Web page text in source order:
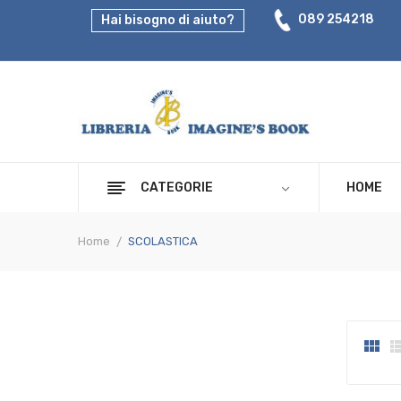
Hai bisogno di aiuto? 089 254218
CATEGORIE HOME
Home SCOLASTICA
